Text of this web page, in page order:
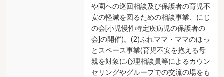
や園への巡回相談及び保護者の育児不
安の軽減を図るための相談事業、にじ
の会[小児慢性特定疾病児の保護者の
会]の開催)。(2)ぷれママ・ママのほっ
とスペース事業(育児不安を抱える母
親を対象に心理相談員等によるカウン
セリングやグループでの交流の場をも